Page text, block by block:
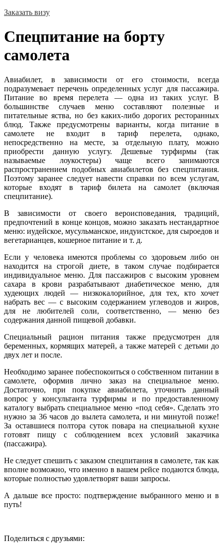
Заказать визу
Спецпитание на борту
самолета
Авиабилет, в зависимости от его стоимости, всегда
подразумевает перечень определенных услуг для пассажира.
Питание во время перелета — одна из таких услуг. В
большинстве случаев меню составляют полезные и
питательные яства, но без каких-либо дорогих ресторанных
блюд. Также предусмотрены варианты, когда питание в
самолете не входит в тариф перелета, однако,
непосредственно на месте, за отдельную плату, можно
приобрести данную услугу. Дешевые турфирмы (так
называемые лоукостеры) чаще всего занимаются
распространением подобных авиабилетов без спецпитания.
Поэтому заранее следует навести справки по всем услугам,
которые входят в тариф билета на самолет (включая
спецпитание).
В зависимости от своего вероисповедания, традиций,
предпочтений в конце концов, можно заказать нестандартное
меню: иудейское, мусульманское, индуистское, для сыроедов и
вегетарианцев, кошерное питание и т. д.
Если у человека имеются проблемы со здоровьем либо он
находится на строгой диете, в таком случае подбирается
индивидуальное меню. Для пассажиров с высоким уровнем
сахара в крови разрабатывают диабетическое меню, для
худеющих людей — низкокалорийное, для тех, кто хочет
набрать вес — с высоким содержанием углеводов и жиров,
для не любителей соли, соответственно, — меню без
содержания данной пищевой добавки.
Специальный рацион питания также предусмотрен для
беременных, кормящих матерей, а также матерей с детьми до
двух лет и после.
Необходимо заранее побеспокоиться о собственном питании в
самолете, оформив лично заказ на специальное меню.
Достаточно, при покупке авиабилета, уточнить данный
вопрос у консультанта турфирмы и по предоставленному
каталогу выбрать специальное меню «под себя». Сделать это
нужно за 36 часов до вылета самолета, и ни минутой позже!
За оставшиеся полтора суток повара на специальной кухне
готовят пищу с соблюдением всех условий заказчика
(пассажира).
Не следует спешить с заказом спецпитания в самолете, так как
вполне возможно, что именно в вашем рейсе подаются блюда,
которые полностью удовлетворят ваши запросы.
А дальше все просто: подтверждение выбранного меню и в
путь!
Поделиться с друзьями: